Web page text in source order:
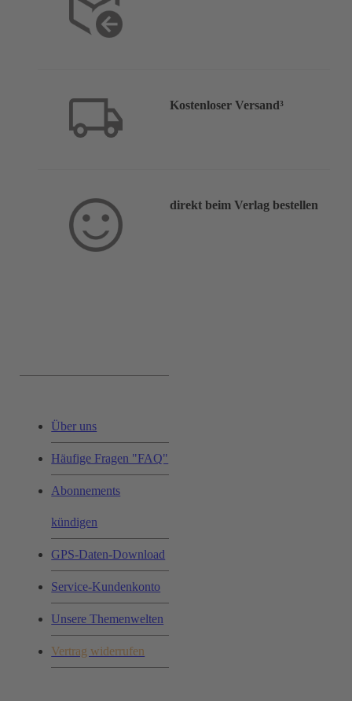
Kostenloser Versand³
direkt beim Verlag bestellen
Über uns
Häufige Fragen "FAQ"
Abonnements
kündigen
GPS-Daten-Download
Service-Kundenkonto
Unsere Themenwelten
Vertrag widerrufen